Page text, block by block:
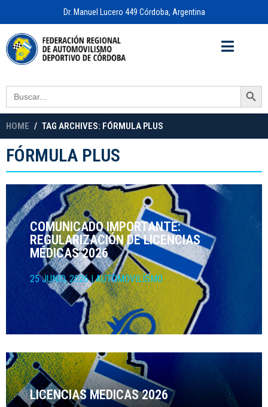
Dr. Manuel Lucero 449 Córdoba, Argentina
Search
for:
Search Button
HOME TAG ARCHIVES: FÓRMULA PLUS
FÓRMULA PLUS
COMUNICADO IMPORTANTE:
REGULARIZACIÓN DE LICENCIAS
MÉDICAS 2026
25 JUNIO, 2026 | AUTOMOVILÍSMO
LICENCIAS MEDICAS 2026